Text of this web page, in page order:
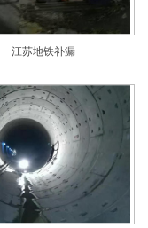
江苏地铁补漏